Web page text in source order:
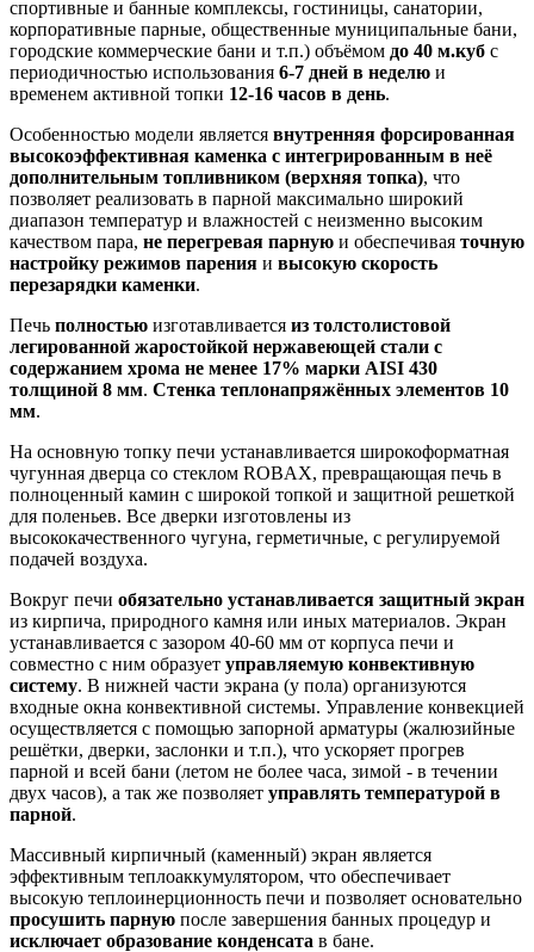
спортивные и банные комплексы, гостиницы, санатории,
корпоративные парные, общественные муниципальные бани,
городские коммерческие бани и т.п.) объёмом до 40 м.куб с
периодичностью использования 6-7 дней в неделю и
временем активной топки 12-16 часов в день.
Особенностью модели является внутренняя форсированная
высокоэффективная каменка с интегрированным в неё
дополнительным топливником (верхняя топка), что
позволяет реализовать в парной максимально широкий
диапазон температур и влажностей с неизменно высоким
качеством пара, не перегревая парную и обеспечивая точную
настройку режимов парения и высокую скорость
перезарядки каменки.
Печь полностью изготавливается из толстолистовой
легированной жаростойкой нержавеющей стали с
содержанием хрома не менее 17% марки AISI 430
толщиной 8 мм. Стенка теплонапряжённых элементов 10
мм.
На основную топку печи устанавливается широкоформатная
чугунная дверца со стеклом ROBAX, превращающая печь в
полноценный камин с широкой топкой и защитной решеткой
для поленьев. Все дверки изготовлены из
высококачественного чугуна, герметичные, с регулируемой
подачей воздуха.
Вокруг печи обязательно устанавливается защитный экран
из кирпича, природного камня или иных материалов. Экран
устанавливается с зазором 40-60 мм от корпуса печи и
совместно с ним образует управляемую конвективную
систему. В нижней части экрана (у пола) организуются
входные окна конвективной системы. Управление конвекцией
осуществляется с помощью запорной арматуры (жалюзийные
решётки, дверки, заслонки и т.п.), что ускоряет прогрев
парной и всей бани (летом не более часа, зимой - в течении
двух часов), а так же позволяет управлять температурой в
парной.
Массивный кирпичный (каменный) экран является
эффективным теплоаккумулятором, что обеспечивает
высокую теплоинерционность печи и позволяет основательно
просушить парную после завершения банных процедур и
исключает образование конденсата в бане.